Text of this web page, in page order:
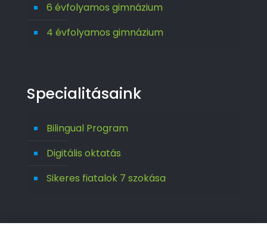
6 évfolyamos gimnázium
4 évfolyamos gimnázium
Specialitásaink
Bilingual Program
Digitális oktatás
Sikeres fiatalok 7 szokása